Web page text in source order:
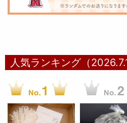
人気ランキング（